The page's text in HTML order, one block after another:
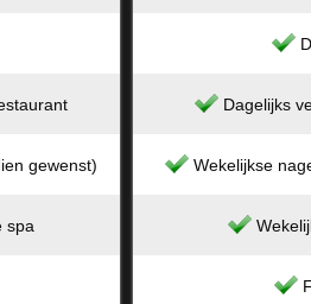
gewenst)
spa
Dagelijks
Wekelijkse